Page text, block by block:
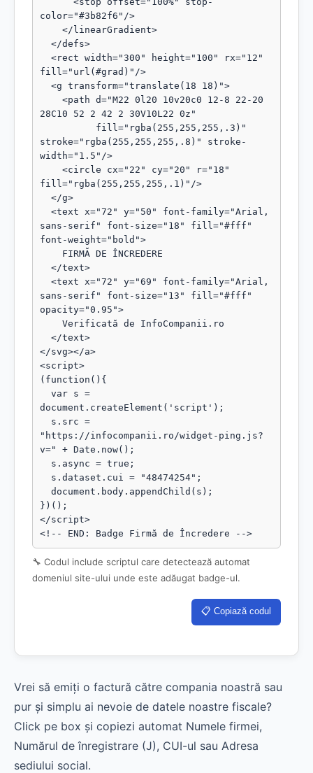
color="#3b82f6"/>
fill="url(#grad)"/>
28C10 52 2 42 2 30V10L22 0z"
stroke="rgba(255,255,255,.8)" stroke-
width="1.5"/>
fill="rgba(255,255,255,.1)"/>
sans-serif" font-size="18" fill="#fff"
font-weight="bold">
sans-serif" font-size="13" fill="#fff"
opacity="0.95">
</svg></a>
<script>
(function(){
document.createElement('script');
"https://infocompanii.ro/widget-ping.js?
v=" + Date.now();
})();
</script>
<!-- END: Badge Firmă de Încredere -->
🔧 Codul include scriptul care detectează automat
domeniul site-ului unde este adăugat badge-ul.
📋 Copiază codul
Vrei să emiți o factură către compania noastră sau
pur și simplu ai nevoie de datele noastre fiscale?
Click pe box și copiezi automat Numele firmei,
Numărul de înregistrare (J), CUI-ul sau Adresa
sediului social.